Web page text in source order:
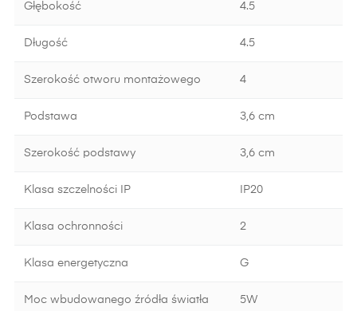
Głębokość 4.5
Długość 4.5
Szerokość otworu montażowego 4
Podstawa 3,6 cm
Szerokość podstawy 3,6 cm
Klasa szczelności IP IP20
Klasa ochronności 2
Klasa energetyczna G
Moc wbudowanego źródła światła 5W